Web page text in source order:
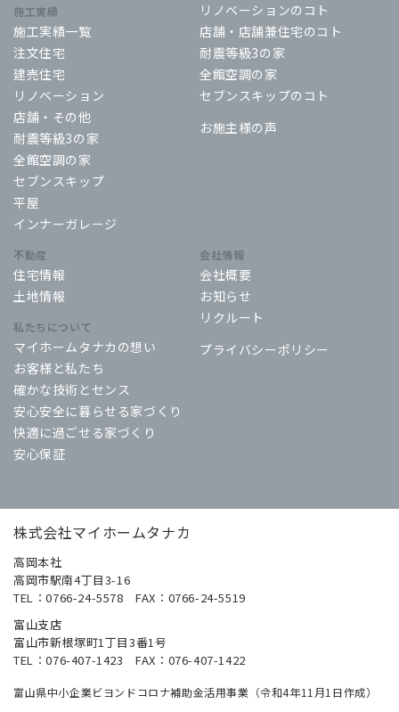
施工実績
施工実績一覧
注文住宅
建売住宅
リノベーション
店舗・その他
耐震等級3の家
全館空調の家
セブンスキップ
平屋
インナーガレージ
リノベーションのコト
店舗・店舗兼住宅のコト
耐震等級3の家
全館空調の家
セブンスキップのコト
お施主様の声
不動産
住宅情報
土地情報
私たちについて
マイホームタナカの想い
お客様と私たち
確かな技術とセンス
安心安全に暮らせる家づくり
快適に過ごせる家づくり
安心保証
会社情報
会社概要
お知らせ
リクルート
プライバシーポリシー
株式会社マイホームタナカ
高岡本社
高岡市駅南4丁目3-16
TEL：0766-24-5578 FAX：0766-24-5519
富山支店
富山市新根塚町1丁目3番1号
TEL：076-407-1423 FAX：076-407-1422
富山県中小企業ビヨンドコロナ補助金活用事業（令和4年11月1日作成）